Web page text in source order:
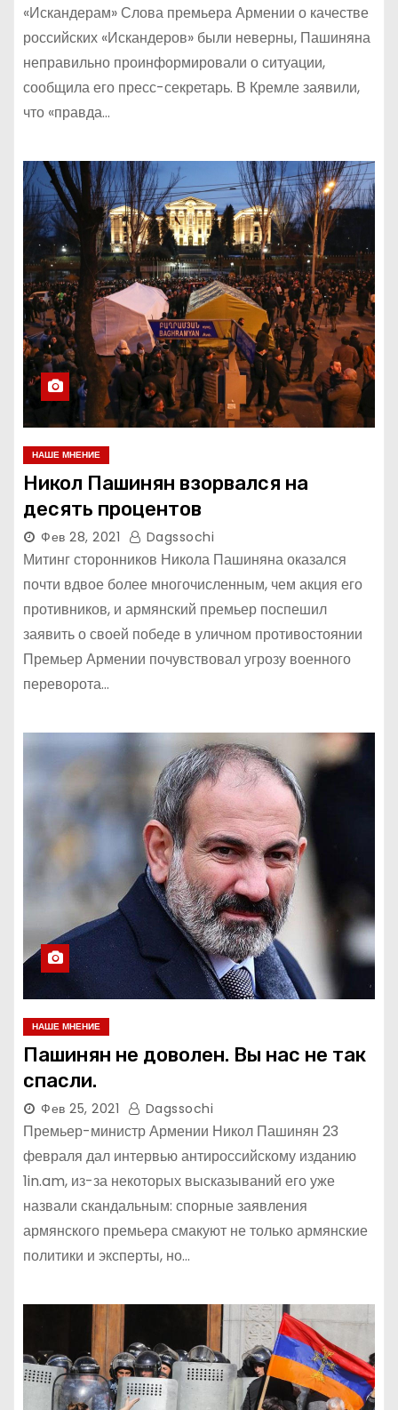
«Искандерам» Слова премьера Армении о качестве
российских «Искандеров» были неверны, Пашиняна
неправильно проинформировали о ситуации,
сообщила его пресс-секретарь. В Кремле заявили,
что «правда…
НАШЕ МНЕНИЕ
Никол Пашинян взорвался на
десять процентов
Фев 28, 2021 Dagssochi
Митинг сторонников Никола Пашиняна оказался
почти вдвое более многочисленным, чем акция его
противников, и армянский премьер поспешил
заявить о своей победе в уличном противостоянии
Премьер Армении почувствовал угрозу военного
переворота…
НАШЕ МНЕНИЕ
Пашинян не доволен. Вы нас не так
спасли.
Фев 25, 2021 Dagssochi
Премьер-министр Армении Никол Пашинян 23
февраля дал интервью антироссийскому изданию
1in.am, из-за некоторых высказываний его уже
назвали скандальным: спорные заявления
армянского премьера смакуют не только армянские
политики и эксперты, но…